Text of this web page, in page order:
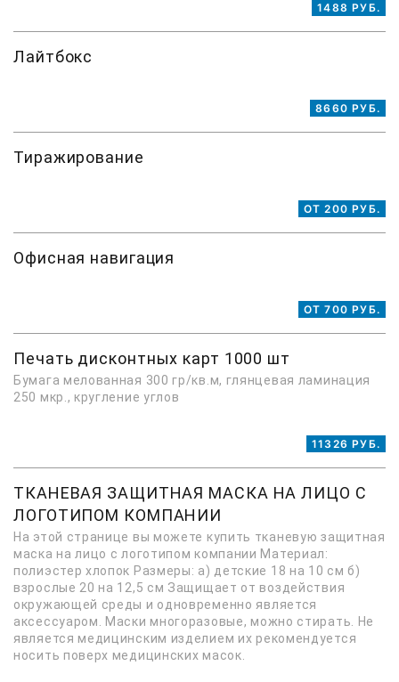
1488 РУБ.
Лайтбокс
8660 РУБ.
Тиражирование
ОТ 200 РУБ.
Офисная навигация
ОТ 700 РУБ.
Печать дисконтных карт 1000 шт
Бумага мелованная 300 гр/кв.м, глянцевая ламинация
250 мкр., кругление углов
11326 РУБ.
ТКАНЕВАЯ ЗАЩИТНАЯ МАСКА НА ЛИЦО С
ЛОГОТИПОМ КОМПАНИИ
На этой странице вы можете купить тканевую защитная
маска на лицо с логотипом компании Материал:
полиэстер хлопок Размеры: а) детские 18 на 10 см б)
взрослые 20 на 12,5 см Защищает от воздействия
окружающей среды и одновременно является
аксессуаром. Маски многоразовые, можно стирать. Не
является медицинским изделием их рекомендуется
носить поверх медицинских масок.